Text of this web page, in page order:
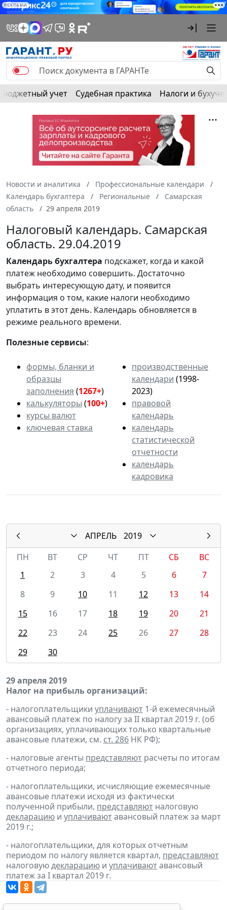
РЕКЛАМА
Бюджетный учет Судебная практика Налоги и
Новости и аналитика
Профессиональные календари
Календарь бухгалтера
Региональные
Самарская
область
29 апреля 2019
Налоговый календарь. Самарская
область. 29.04.2019
Календарьбухгалтера подскажет, когда и какой
платеж необходимо совершить. Достаточно
выбрать интересующую дату, и появится
информация о том, какие налоги необходимо
уплатить в этот день. Календарь обновляется в
режиме реального времени.
Полезные сервисы:
формы, бланки и
образцы
заполнения (1267+)
калькуляторы (100+)
курсы валют
ключевая ставка
производственные
календари (1998-
2023)
правовой
календарь
календарь
статистической
отчетности
календарь
кадровика
АПРЕЛЬ
2019
ПН
ВТ СР ЧТ ПТ СБ
ВС
1
2 3 4 5 6
7
8
9 10 11 12 13
14
15
16 17 18 19 20
21
22
23 24 25 26 27
28
29
30
29 апреля 2019
Налог на прибыль организаций:
- налогоплательщики уплачивают 1-й ежемесячный
авансовый платеж по налогу за II квартал 2019 г. (об
организациях, уплачивающих только квартальные
авансовые платежи, см. ст. 286 НК РФ);
- налоговые агенты представляют расчеты по итогам
отчетного периода;
- налогоплательщики, исчисляющие ежемесячные
авансовые платежи исходя из фактически
полученной прибыли, представляют налоговую
декларацию и уплачиваютавансовый платеж за март
2019 г.;
- налогоплательщики, для которых отчетным
периодом по налогу является квартал, представляют
налоговуюдекларацию и уплачиваютавансовый
платеж за I квартал 2019 г.